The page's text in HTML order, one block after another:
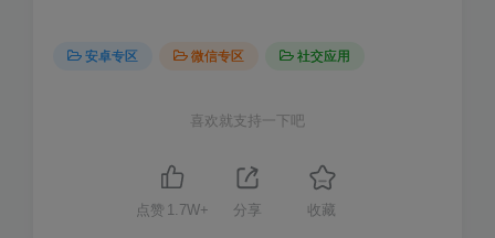
安卓专区 微信专区 社交应用
喜欢就支持一下吧
点赞 1.7W+ 分享 收藏